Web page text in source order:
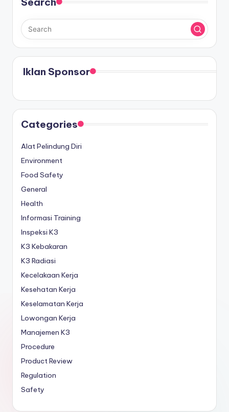
Iklan Sponsor
Categories
Alat Pelindung Diri
Environment
Food Safety
General
Health
Informasi Training
Inspeksi K3
K3 Kebakaran
K3 Radiasi
Kecelakaan Kerja
Kesehatan Kerja
Keselamatan Kerja
Lowongan Kerja
Manajemen K3
Procedure
Product Review
Regulation
Safety